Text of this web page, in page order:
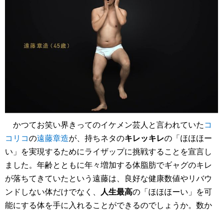
かつてお笑い界きってのイケメン芸人と言われていたコ
コリコの遠藤章造が、持ちネタのキレッキレの「ほほほー
い」を実現するためにライザップに挑戦することを宣言し
ました。年齢とともに年々増加する体脂肪でギャグのキレ
が落ちてきていたという遠藤は、良好な健康数値やリバウ
ンドしない体だけでなく、 人生最高の「ほほほーい」を可
能にする体を手に入れることができるのでしょうか。数か